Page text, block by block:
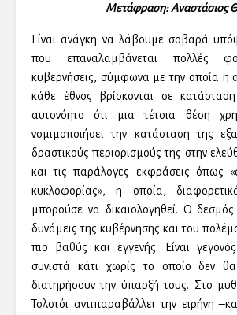
Μετάφραση: Αναστάσιος
Είναι ανάγκη να λάβουμε σοβαρά
που επαναλαμβάνεται πολλές
κυβερνήσεις, σύμφωνα με την οποία η
κάθε έθνος βρίσκονται σε
αυτονόητο ότι μια τέτοια θέση
νομιμοποιήσει την κατάσταση της
δραστικούς περιορισμούς της στην
και τις παράλογες εκφράσεις όπως
κυκλοφορίας», η οποία,
μπορούσε να δικαιολογηθεί. Ο δεσμός
δυνάμεις της κυβέρνησης και του
πιο βαθύς και εγγενής. Είναι
συνιστά κάτι χωρίς το οποίο δεν
διατηρήσουν την ύπαρξή τους. Στο
Τολστόι αντιπαραβάλλει την ειρήνη